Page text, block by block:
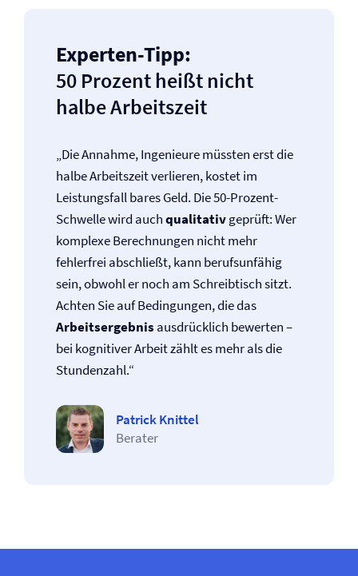
Experten-Tipp:
50 Prozent heißt nicht
halbe Arbeitszeit
„Die Annahme, Ingenieure müssten erst die
halbe Arbeitszeit verlieren, kostet im
Leistungsfall bares Geld. Die 50-Prozent-
Schwelle wird auchqualitativgeprüft: Wer
komplexe Berechnungen nicht mehr
fehlerfrei abschließt, kann berufsunfähig
sein, obwohl er noch am Schreibtisch sitzt.
Achten Sie auf Bedingungen, die das
Arbeitsergebnis ausdrücklich bewerten –
bei kognitiver Arbeit zählt es mehr als die
Stundenzahl.“
Patrick Knittel
Berater